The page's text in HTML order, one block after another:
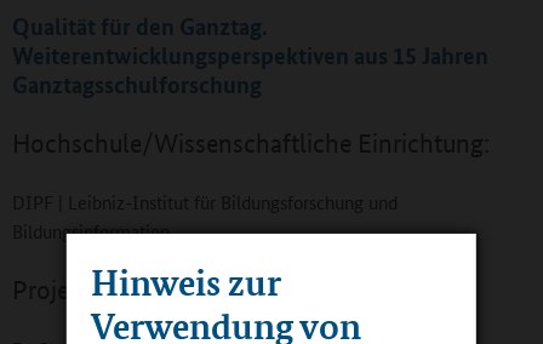
Hinweis zur
Verwendung von
Qualität für den Ganztag.
Weiterentwicklungsperspektiven aus 15 Jahren
Ganztagsschulforschung
Hochschule/Wissenschaftliche Einrichtung:
DIPF | Leibniz-Institut für Bildungsforschung und
Bildungsinformation
Projektleitung: